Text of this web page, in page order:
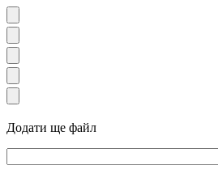
Додати ще файл